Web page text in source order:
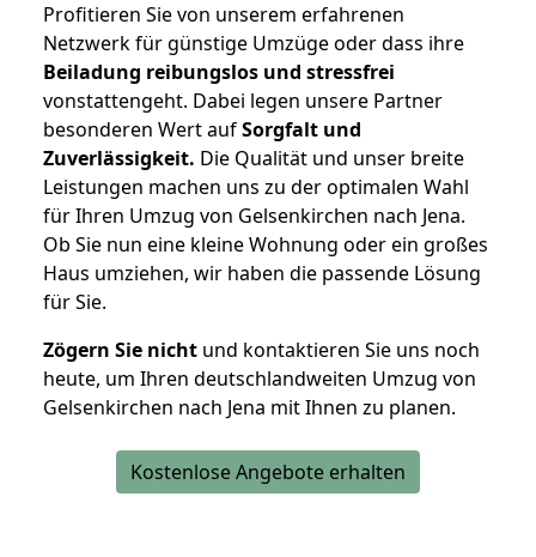
Profitieren Sie von unserem erfahrenen
Netzwerk für günstige Umzüge oder dass ihre
Beiladung reibungslos und stressfrei
vonstattengeht. Dabei legen unsere Partner
besonderen Wert aufSorgfalt und
Zuverlässigkeit. Die Qualität und unser breite
Leistungen machen uns zu der optimalen Wahl
für Ihren Umzug von Gelsenkirchen nach Jena.
Ob Sie nun eine kleine Wohnung oder ein großes
Haus umziehen, wir haben die passende Lösung
für Sie.
Zögern Sie nicht und kontaktieren Sie uns noch
heute, um Ihren deutschlandweiten Umzug von
Gelsenkirchen nach Jena mit Ihnen zu planen.
Kostenlose Angebote erhalten